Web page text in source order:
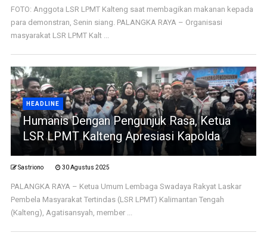
FOTO: Anggota LSR LPMT Kalteng saat membagikan makanan kepada
para demonstran, Senin siang. PALANGKA RAYA – Organisasi
masyarakat LSR LPMT Kalt ...
HEADLINE
Humanis Dengan Pengunjuk Rasa, Ketua
LSR LPMT Kalteng Apresiasi Kapolda
Sastriono 30 Agustus 2025
PALANGKA RAYA – Ketua Umum Lembaga Swadaya Rakyat Laskar
Pembela Masyarakat Tertindas (LSR LPMT) Kalimantan Tengah
(Kalteng), Agatisansyah, member ...